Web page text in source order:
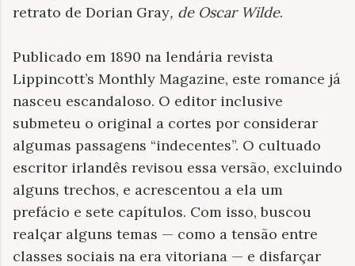
retrato de Dorian Gray, de Oscar Wilde.
Publicado em 1890 na lendária revista
Lippincott’s Monthly Magazine, este romance já
nasceu escandaloso. O editor inclusive
submeteu o original a cortes por considerar
algumas passagens “indecentes”. O cultuado
escritor irlandês revisou essa versão, excluindo
alguns trechos, e acrescentou a ela um
prefácio e sete capítulos. Com isso, buscou
realçar alguns temas — como a tensão entre
classes sociais na era vitoriana — e disfarçar